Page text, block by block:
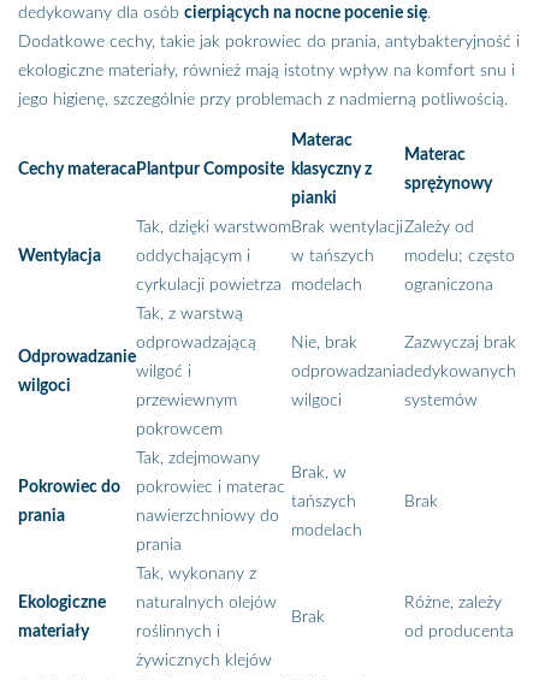
dedykowany dla osób cierpiących na nocne pocenie się.
Dodatkowe cechy, takie jak pokrowiec do prania, antybakteryjność i
ekologiczne materiały, również mają istotny wpływ na komfort snu i
jego higienę, szczególnie przy problemach z nadmierną potliwością.
Cechy materaca Plantpur Composite
Materac
klasyczny z
pianki
Materac
sprężynowy
Wentylacja
Tak, dzięki warstwom
oddychającym i
cyrkulacji powietrza
Brak wentylacji
w tańszych
modelach
Zależy od
modelu; często
ograniczona
Odprowadzanie
wilgoci
Tak, z warstwą
odprowadzającą
wilgoć i
przewiewnym
pokrowcem
Nie, brak
odprowadzania
wilgoci
Zazwyczaj brak
dedykowanych
systemów
Pokrowiec do
prania
Tak, zdejmowany
pokrowiec i materac
nawierzchniowy do
prania
Brak, w
tańszych
modelach
Brak
Ekologiczne
materiały
Tak, wykonany z
naturalnych olejów
roślinnych i
żywicznych klejów
Brak
Różne, zależy
od producenta